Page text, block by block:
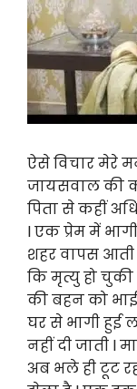
ऐसे विचार मेरे
जायसवाल की
पिता से कहीं
l एक प्रेम में
शहर वापस आती
कि मृत्यु हो चुकी
की बहन को भाई
घर से भागी हुई
नहीं दी जाती l
अब भले ही टूट